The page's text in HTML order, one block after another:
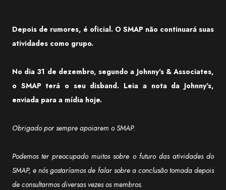
Depois de rumores, é oficial. O SMAP não continuará suas
atividades como grupo.
No dia 31 de dezembro, segundo a Johnny's & Associates,
o SMAP terá o seu disband. Leia a nota da Johnny's,
enviada para a mídia hoje.
Obrigado por sempre apoiarem o SMAP.
Podemos ter preocupado muitos sobre o futuro das atividades do
SMAP, e nós gostaríamos de falar sobre a conclusão tomada depois
de consultarmos diversas vezes os membros.